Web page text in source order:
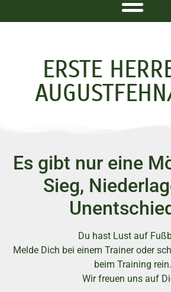
ERSTE
Es gibt nur eine
Sieg,
Du hast Lust auf
Melde Dich bei einem Trainer oder
beim Training rein.
Wir freuen uns auf